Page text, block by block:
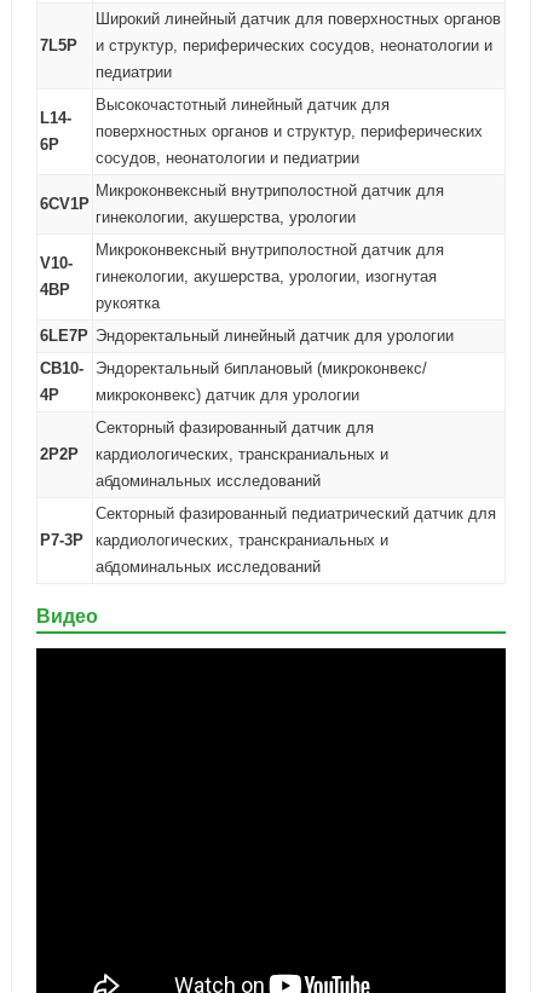
7L5P
Широкий линейный датчик для поверхностных органов
и структур, периферических сосудов, неонатологии и
педиатрии
L14-
6P
Высокочастотный линейный датчик для
поверхностных органов и структур, периферических
сосудов, неонатологии и педиатрии
6СV1P
Микроконвексный внутриполостной датчик для
гинекологии, акушерства, урологии
V10-
4BP
Микроконвексный внутриполостной датчик для
гинекологии, акушерства, урологии, изогнутая
рукоятка
6LE7P Эндоректальный линейный датчик для урологии
CB10-
4P
Эндоректальный биплановый (микроконвекс/
микроконвекс) датчик для урологии
2P2P
Секторный фазированный датчик для
кардиологических, транскраниальных и
абдоминальных исследований
P7-3P
Секторный фазированный педиатрический датчик для
кардиологических, транскраниальных и
абдоминальных исследований
Видео